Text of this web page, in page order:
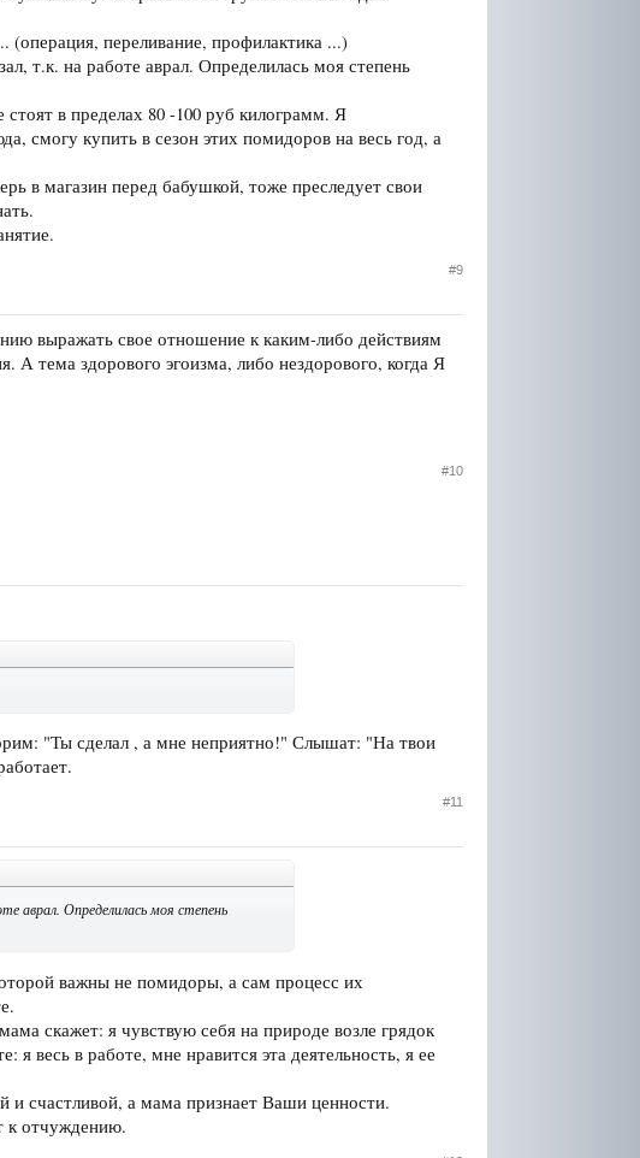
переливание, профилактика ...)
т.к. на работе аврал. Определилась моя степень
в пределах 80 -100 руб килограмм. Я
смогу купить в сезон этих помидоров на весь год, а
в магазин перед бабушкой, тоже преследует свои
#9
выражать свое отношение к каким-либо действиям
тема здорового эгоизма, либо нездорового, когда Я
#10
"Ты сделал , а мне неприятно!" Слышат: "На твои
#11
аврал. Определилась моя степень
важны не помидоры, а сам процесс их
скажет: я чувствую себя на природе возле грядок
весь в работе, мне нравится эта деятельность, я ее
счастливой, а мама признает Ваши ценности.
к отчуждению.